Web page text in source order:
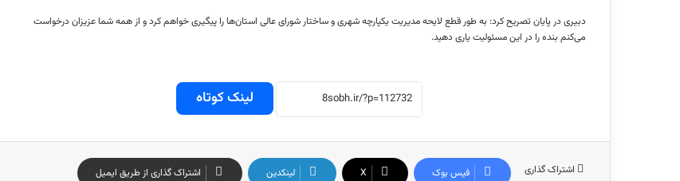
دبیری در پایان تصریح کرد: به طور قطع لایحه مدیریت یکپارچه شهری و ساختار شورای عالی استان‌ها را پیگیری خواهم کرد و از همه شما عزیزان درخواست
می‌کنم بنده را در این مسئولیت یاری دهید.
لینک کوتاه
اشتراک گذاری فیس بوک X لینکدین اشتراک گذاری از طریق ایمیل